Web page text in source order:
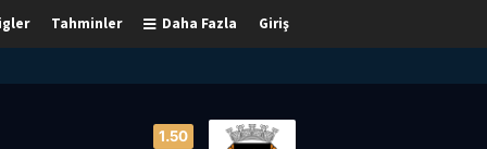
Giriş
Daha Fazla
Tahminler
1.50